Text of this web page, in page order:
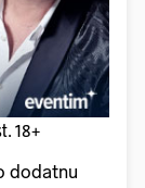
18+
dodatnu